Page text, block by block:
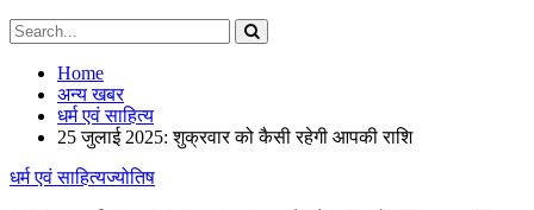
Home
अन्य खबर
धर्म एवं साहित्य
25 जुलाई 2025: शुक्रवार को कैसी रहेगी आपकी राशि
धर्म एवं साहित्यज्योतिष